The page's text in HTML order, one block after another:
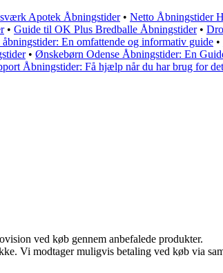
Apotek Åbningstider• Netto Åbningstider
• Guide til OK Plus Bredballe Åbningstider•
En omfattende og informativ guide •
• Ønskebørn Odense Åbningstider: En
Åbningstider: Få hjælp når du har brug for det
ved køb gennem anbefalede produkter.
Vi modtager muligvis betaling ved køb via